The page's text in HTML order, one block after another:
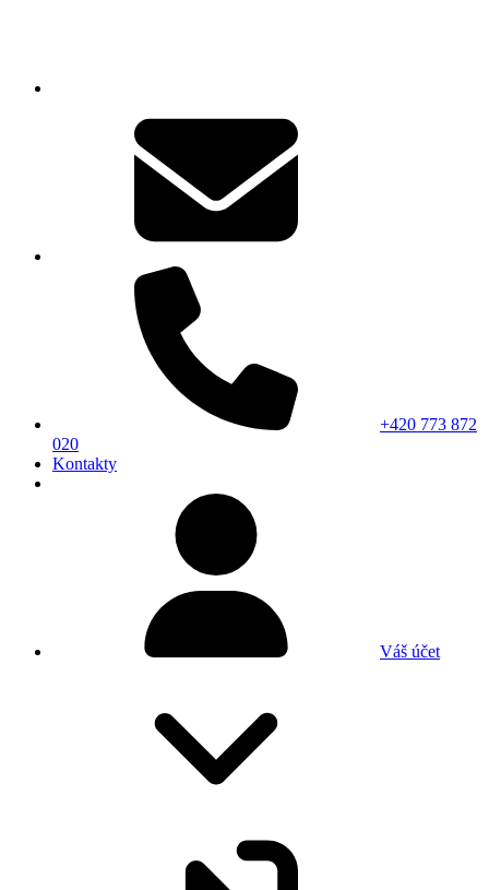
+420 773 872
020
Kontakty
Váš účet